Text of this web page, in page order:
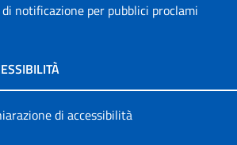
notificazione per pubblici proclami
di accessibilità